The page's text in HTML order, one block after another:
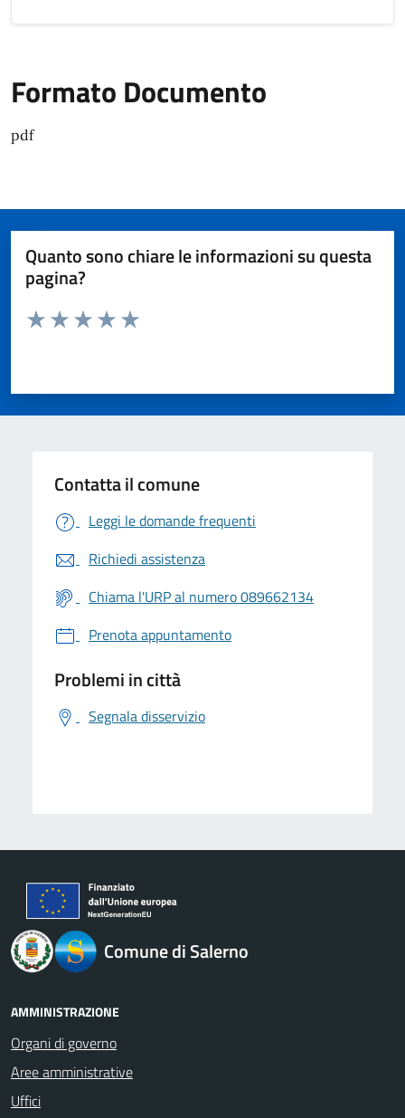
Formato Documento
pdf
Quanto sono chiare le informazioni su questa
pagina?
Valuta da 1 a 5 stelle la pagina
Contatta il comune
Leggi le domande frequenti
Richiedi assistenza
Chiama l'URP al numero 089662134
Prenota appuntamento
Problemi in città
Segnala disservizio
logo Unione Europea
Comune di Salerno
AMMINISTRAZIONE
Organi di governo
Aree amministrative
Uffici